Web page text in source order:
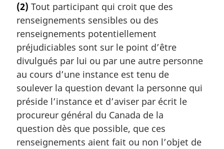
t
e
m
a
r
g
i
n
a
l
e
:
(2) Tout participant qui croit que des
renseignements sensibles ou des
renseignements potentiellement
préjudiciables sont sur le point d’être
divulgués par lui ou par une autre personne
au cours d’une instance est tenu de
soulever la question devant la personne qui
préside l’instance et d’aviser par écrit le
procureur général du Canada de la
question dès que possible, que ces
renseignements aient fait ou non l’objet de